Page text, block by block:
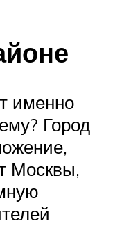
именно
Город
Москвы,